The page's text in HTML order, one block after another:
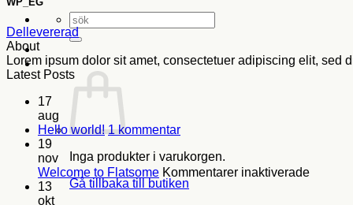
Sök
efter:
Inga produkter i varukorgen.
Gå tillbaka till butiken
Dellevererad
About
Lorem ipsum dolor sit amet, consectetuer adipiscing elit, sed
Latest Posts
17
aug
Hello world! 1 kommentartill
world!
19
nov
Welcome to Flatsome Kommentarer inaktiveradeför
13
okt